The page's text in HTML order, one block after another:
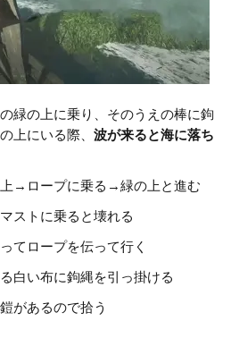
緑の上に乗り、そのうえの棒に鉤
上にいる際、 波が来ると海に落ち
→ロープに乗る→緑の上と進む
ストに乗ると壊れる
てロープを伝って行く
白い布に鉤縄を引っ掛ける
があるので拾う